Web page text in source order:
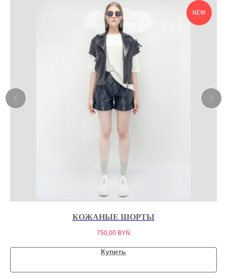
NEW
КОЖАНЫЕ ШОРТЫ
750,00 BYN
Купить